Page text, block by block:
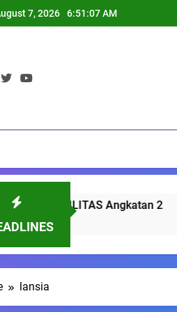
7, 2026 6:51:07 AM
DISABILITAS Angkatan 2
lansia